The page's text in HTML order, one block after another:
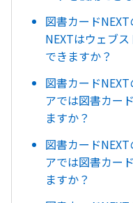
図書カード
NEXTはウェブ
できますか？
図書カード
アでは図書カー
ますか？
図書カード
アでは図書カー
ますか？